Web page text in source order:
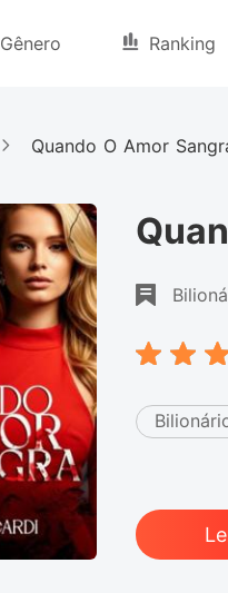
Gênero Ranking
Quando O Amor